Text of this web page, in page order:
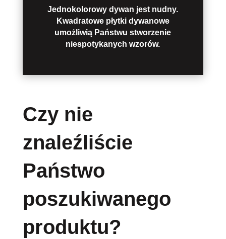
Jednokolorowy dywan jest nudny.
Kwadratowe płytki dywanowe
umożliwią Państwu stworzenie
niespotykanych wzorów.
Czy nie
znaleźliście
Państwo
poszukiwanego
produktu?